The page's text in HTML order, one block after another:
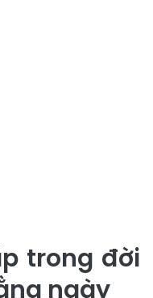
trong đời
ngày